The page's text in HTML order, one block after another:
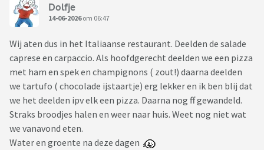
Dolfje
14-06-2026om 06:47
Wij aten dus in het Italiaanse restaurant. Deelden de salade
caprese en carpaccio. Als hoofdgerecht deelden we een pizza
met ham en spek en champignons ( zout!) daarna deelden
we tartufo ( chocolade ijstaartje) erg lekker en ik ben blij dat
we het deelden ipv elk een pizza. Daarna nog ff gewandeld.
Straks broodjes halen en weer naar huis. Weet nog niet wat
we vanavond eten.
Water en groente na deze dagen